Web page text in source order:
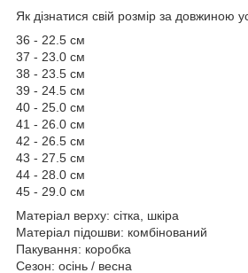
Як дізнатися свій розмір за довжиною
36 - 22.5 см
37 - 23.0 см
38 - 23.5 см
39 - 24.5 см
40 - 25.0 см
41 - 26.0 см
42 - 26.5 см
43 - 27.5 см
44 - 28.0 см
45 - 29.0 см
Матеріал верху: сітка, шкіра
Матеріал підошви: комбінований
Пакування: коробка
Сезон: осінь / весна